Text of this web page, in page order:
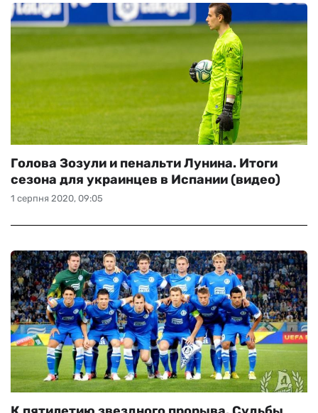
1 серпня 2020, 09:05
Голова Зозули и пенальти Лунина. Итоги
сезона для украинцев в Испании (видео)